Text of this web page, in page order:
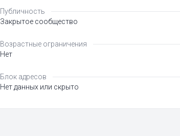
Публичность
Закрытое сообщество
Возрастные ограничения
Нет
Блок адресов
Нет данных или скрыто